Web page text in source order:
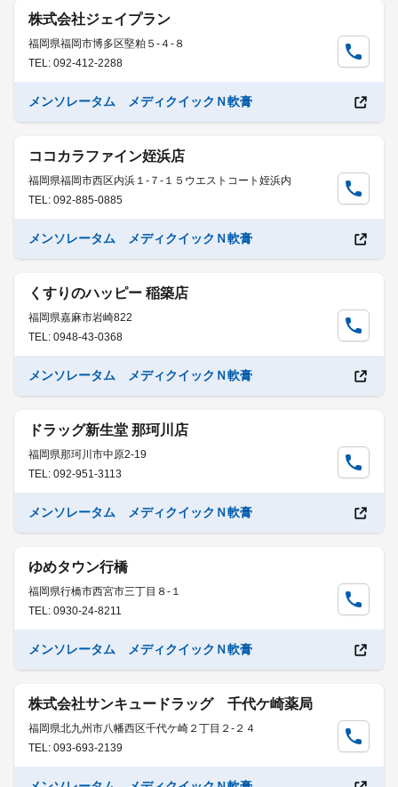
株式会社ジェイプラン
福岡県福岡市博多区堅粕５-４-８
TEL: 092-412-2288
メンソレータム メディクイックＮ軟膏
ココカラファイン姪浜店
福岡県福岡市西区内浜１-７-１５ウエストコート姪浜内
TEL: 092-885-0885
メンソレータム メディクイックＮ軟膏
くすりのハッピー 稲築店
福岡県嘉麻市岩崎822
TEL: 0948-43-0368
メンソレータム メディクイックＮ軟膏
ドラッグ新生堂 那珂川店
福岡県那珂川市中原2-19
TEL: 092-951-3113
メンソレータム メディクイックＮ軟膏
ゆめタウン行橋
福岡県行橋市西宮市三丁目８-１
TEL: 0930-24-8211
メンソレータム メディクイックＮ軟膏
株式会社サンキュードラッグ 千代ケ崎薬局
福岡県北九州市八幡西区千代ケ崎２丁目２-２４
TEL: 093-693-2139